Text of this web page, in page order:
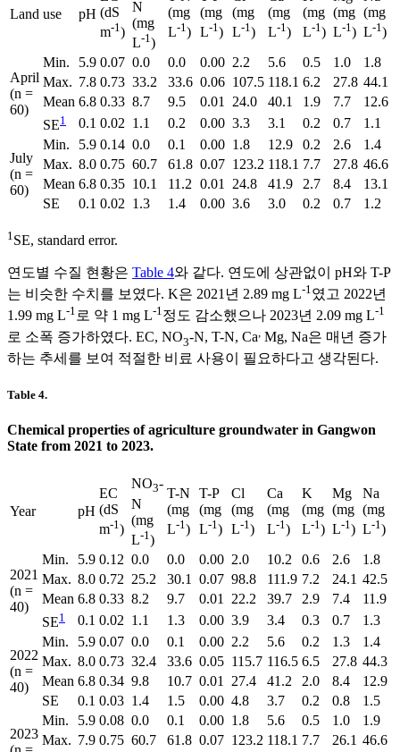
Land use pH (dS
m-1)
N
(mg
L-1 )
(mg
L-1)
(mg
L-1)
(mg
L-1)
(mg
L-1)
(mg
L-1)
(mg
L-1)
(mg
L-1)
April
(n =
60)
Min. 5.9 0.07 0.0 0.0 0.00 2.2 5.6 0.5 1.0
1.8
Max. 7.8 0.73 33.2 33.6 0.06 107.5 118.1 6.2 27.8 44.1
Mean 6.8 0.33 8.7 9.5 0.01 24.0 40.1 1.9 7.7
12.6
SE1 0.1 0.02 1.1 0.2 0.00 3.3 3.1 0.2 0.7 1.1
July
(n =
60)
Min. 5.9 0.14 0.0 0.1 0.00 1.8 12.9 0.2 2.6
1.4
Max. 8.0 0.75 60.7 61.8 0.07 123.2 118.1 7.7 27.8 46.6
Mean 6.8 0.35 10.1 11.2 0.01 24.8 41.9 2.7 8.4
13.1
SE
0.1 0.02 1.3 1.4 0.00 3.6 3.0 0.2 0.7 1.2
1SE, standard error.
연도별 수질 현황은 Table 4와 같다. 연도에 상관없이 pH와 T-P
는 비슷한 수치를 보였다. K은 2021년 2.89 mg L-1 였고 2022년
1.99 mg L-1 로 약 1 mg L-1 정도 감소했으나 2023년 2.09 mg L-1
로 소폭 증가하였다. EC, NO3-N, T-N, Ca, Mg, Na은 매년 증가
하는 추세를 보여 적절한 비료 사용이 필요하다고 생각된다.
Table 4.
Chemical properties of agriculture groundwater in Gangwon
State from 2021 to 2023.
Year pH
EC
(dS
m-1)
NO3-
N
(mg
L-1 )
T-N
(mg
L-1)
T-P
(mg
L-1)
Cl
(mg
L-1)
Ca
(mg
L-1)
K
(mg
L-1)
Mg
(mg
L-1)
Na
(mg
L-1)
2021
(n =
40)
Min. 5.9 0.12 0.0 0.0 0.00 2.0 10.2 0.6 2.6
1.8
Max. 8.0 0.72 25.2 30.1 0.07 98.8 111.9 7.2 24.1 42.5
Mean 6.8 0.33 8.2 9.7 0.01 22.2 39.7 2.9 7.4
11.9
SE1 0.1 0.02 1.1 1.3 0.00 3.9 3.4 0.3 0.7 1.3
2022
(n =
40)
Min. 5.9 0.07 0.0 0.1 0.00 2.2 5.6 0.2 1.3
1.4
Max. 8.0 0.73 32.4 33.6 0.05 115.7 116.5 6.5 27.8 44.3
Mean 6.8 0.34 9.8 10.7 0.01 27.4 41.2 2.0 8.4
12.9
SE
0.1 0.03 1.4 1.5 0.00 4.8 3.7 0.2 0.8 1.5
2023
Min. 5.9 0.08 0.0 0.1 0.00 1.8 5.6 0.5 1.0
1.9
Max. 7.9 0.75 60.7 61.8 0.07 123.2 118.1 7.7 26.1 46.6